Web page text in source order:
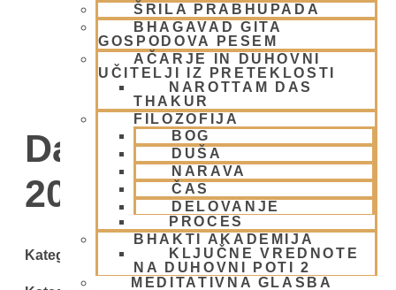
ŠRILA PRABHUPADA
BHAGAVAD GITA
GOSPODOVA PESEM
AČARJE IN DUHOVNI
UČITELJI IZ PRETEKLOSTI
NAROTTAM DAS
THAKUR
FILOZOFIJA
BOG
DUŠA
NARAVA
ČAS
DELOVANJE
PROCES
BHAKTI AKADEMIJA
KLJUČNE VREDNOTE
NA DUHOVNI POTI 2
MEDITATIVNA GLASBA
Day: 7 avgusta,
2008
Kategorije